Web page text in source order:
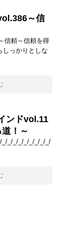
～信
信頼～信頼を得
しっかりとしな
ンドvol.11
！～
_/_/_/_/_/_/_/_/_/